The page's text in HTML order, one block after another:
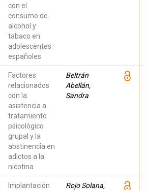
con el
consumo de
alcohol y
tabaco en
adolescentes
españoles
José M.;
Hidalgo
García,
María;
García
Factores
relacionados
con la
asistencia a
tratamiento
psicológico
grupal y la
abstinencia en
adictos a la
nicotina
Beltrán
Abellán,
Sandra
Implantación
Rojo Solana,